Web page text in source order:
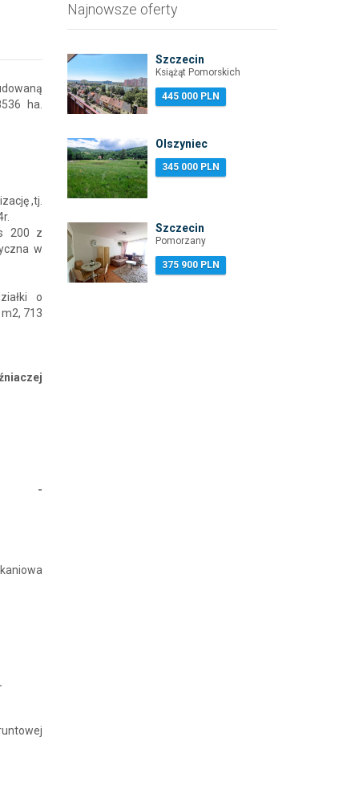
ha.
,tj.
200 z
w
o
713
-
Najnowsze oferty
Szczecin
Książąt Pomorskich
445 000 PLN
Olszyniec
345 000 PLN
Szczecin
Pomorzany
375 900 PLN